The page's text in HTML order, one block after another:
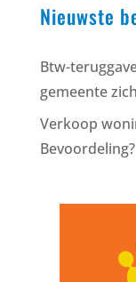
Nieuwste
Btw-
gemeente
Verkoop
Bevoordeling?